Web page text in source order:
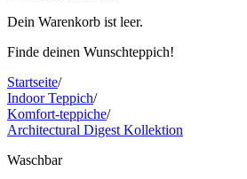
Dein Warenkorb ist leer.
Finde deinen Wunschteppich!
Startseite/
Indoor Teppich/
Komfort-teppiche/
Architectural Digest Kollektion
Waschbar